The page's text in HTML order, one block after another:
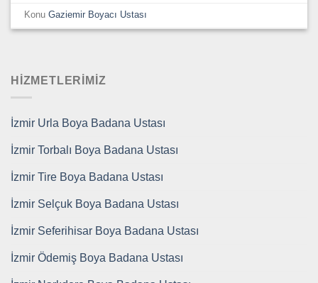
KonuGaziemir Boyacı Ustası
HİZMETLERİMİZ
İzmir Urla Boya Badana Ustası
İzmir Torbalı Boya Badana Ustası
İzmir Tire Boya Badana Ustası
İzmir Selçuk Boya Badana Ustası
İzmir Seferihisar Boya Badana Ustası
İzmir Ödemiş Boya Badana Ustası